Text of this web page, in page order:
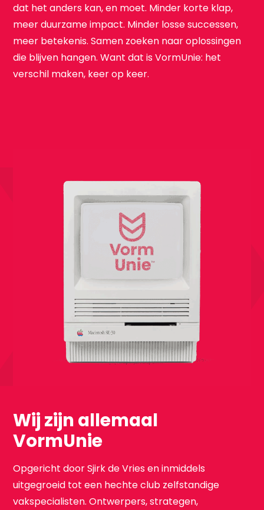
dat het anders kan, en moet. Minder korte klap,
meer duurzame impact. Minder losse successen,
meer betekenis. Samen zoeken naar oplossingen
die blijven hangen. Want dat is VormUnie: het
verschil maken, keer op keer.
Wij zijn allemaal
VormUnie
Opgericht door Sjirk de Vries en inmiddels
uitgegroeid tot een hechte club zelfstandige
vakspecialisten. Ontwerpers, strategen,